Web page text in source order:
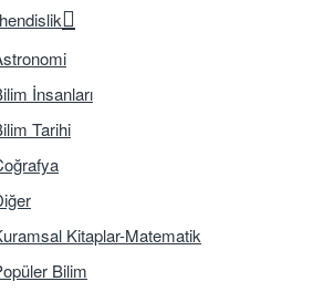
İnsanları
Tarihi
Kitaplar-Matematik
Bilim